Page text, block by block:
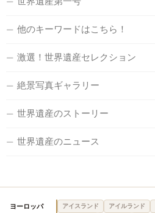
他のキーワードはこちら！
激選！世界遺産セレクション
絶景写真ギャラリー
世界遺産のストーリー
世界遺産のニュース
ヨーロッパ アイスランド アイルランド